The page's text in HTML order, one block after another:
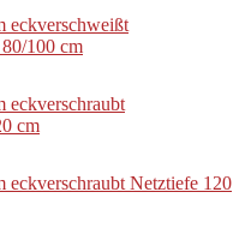
eckverschweißt
100 cm
eckverschraubt
cm
Netztiefe 120